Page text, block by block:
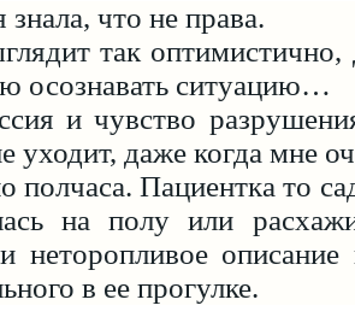
что не права.
так оптимистично,
осознавать ситуацию…
и чувство
уходит, даже когда мне
полчаса. Пациентка то
на полу или
неторопливое описание
в ее прогулке.